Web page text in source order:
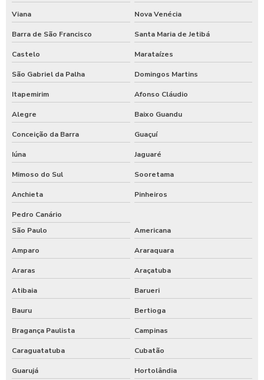
Viana Nova Venécia
Barra de São Francisco Santa Maria de Jetibá
Castelo Marataízes
São Gabriel da Palha Domingos Martins
Itapemirim Afonso Cláudio
Alegre Baixo Guandu
Conceição da Barra Guaçuí
Iúna Jaguaré
Mimoso do Sul Sooretama
Anchieta Pinheiros
Pedro Canário
São Paulo
Americana
Amparo Araraquara
Araras Araçatuba
Atibaia Barueri
Bauru Bertioga
Bragança Paulista Campinas
Caraguatatuba Cubatão
Guarujá Hortolândia